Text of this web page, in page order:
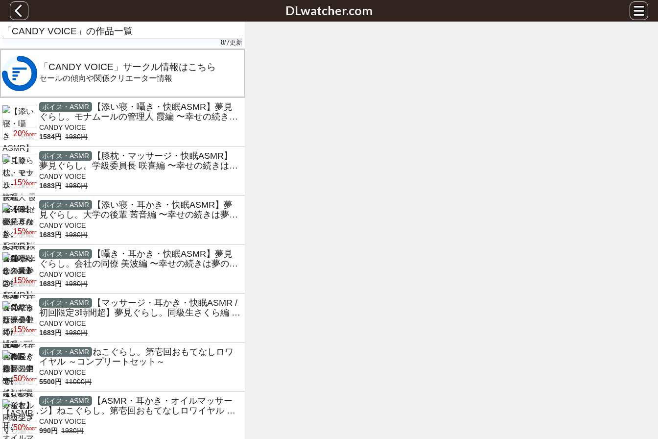
DLwatcher.com
「CANDY VOICE」の作品一覧
8/7更新
「CANDY VOICE」サークル情報はこちら
セールの傾向や関係クリエーター情報
20%OFF
ボイス・ASMR
【添い寝・囁き・快眠ASMR】夢見
ぐらし。モナムールの管理人 霞編 〜幸せの続きは
夢の中で〜【CV:東山奈央】
CANDY VOICE
1584円 1980円
15%OFF
ボイス・ASMR
【膝枕・マッサージ・快眠ASMR】
夢見ぐらし。学級委員長 咲喜編 〜幸せの続きは夢
の中で〜【CV:白石涼子】
CANDY VOICE
1683円 1980円
15%OFF
ボイス・ASMR
【添い寝・耳かき・快眠ASMR】夢
見ぐらし。大学の後輩 茜音編 〜幸せの続きは夢の
中で〜【CV:石見舞菜香】
CANDY VOICE
1683円 1980円
15%OFF
ボイス・ASMR
【囁き・耳かき・快眠ASMR】夢見
ぐらし。会社の同僚 美波編 〜幸せの続きは夢の中
で〜【CV:茅野愛衣】
CANDY VOICE
1683円 1980円
15%OFF
ボイス・ASMR
【マッサージ・耳かき・快眠ASMR /
初回限定3時間超】夢見ぐらし。同級生さくら編 〜
幸せの続きは夢の中で〜【CV:羊宮妃那】
CANDY VOICE
1683円 1980円
50%OFF
ボイス・ASMR ねこぐらし。第壱回おもてなしロワ
イヤル ～コンプリートセット～
CANDY VOICE
5500円 11000円
50%OFF
ボイス・ASMR
【ASMR・耳かき・オイルマッサー
ジ】ねこぐらし。第壱回おもてなしロワイヤル ～
ノルウェー猫編～【CV:井口裕香】
CANDY VOICE
990円 1980円